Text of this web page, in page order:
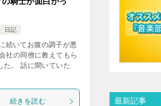
日記
続いてお腹の調子が悪
社の同僚に教えてもら
た。 話に聞いていた
続きを読む 最新記事